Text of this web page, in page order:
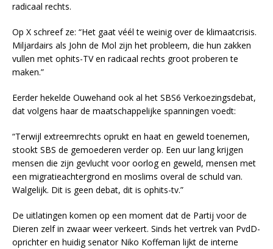
radicaal rechts.
Op X schreef ze: “Het gaat véél te weinig over de klimaatcrisis.
Miljardairs als John de Mol zijn het probleem, die hun zakken
vullen met ophits-TV en radicaal rechts groot proberen te
maken.”
Eerder hekelde Ouwehand ook al het SBS6 Verkoezingsdebat,
dat volgens haar de maatschappelijke spanningen voedt:
“Terwijl extreemrechts oprukt en haat en geweld toenemen,
stookt SBS de gemoederen verder op. Een uur lang krijgen
mensen die zijn gevlucht voor oorlog en geweld, mensen met
een migratieachtergrond en moslims overal de schuld van.
Walgelijk. Dit is geen debat, dit is ophits-tv.”
De uitlatingen komen op een moment dat de Partij voor de
Dieren zelf in zwaar weer verkeert. Sinds het vertrek van PvdD-
oprichter en huidig senator Niko Koffeman lijkt de interne